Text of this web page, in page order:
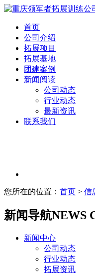
首页
公司介绍
拓展项目
拓展基地
团建案例
新闻阅读
公司动态
行业动态
最新资讯
联系我们
您所在的位置： 首页 > 信
新闻导航NEWS
新闻中心
公司动态
行业动态
拓展资讯